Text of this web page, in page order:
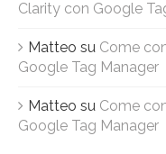
Clarity con Google
Matteo su Come
Google Tag Manager
Matteo su Come
Google Tag Manager